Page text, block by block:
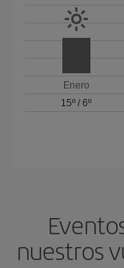
Enero
15º /6º
nuestros